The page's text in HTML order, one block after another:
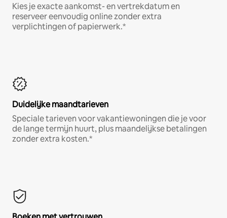
Kies je exacte aankomst- en vertrekdatum en
reserveer eenvoudig online zonder extra
verplichtingen of papierwerk.*
Duidelijke maandtarieven
Speciale tarieven voor vakantiewoningen die je voor
de lange termijn huurt, plus maandelijkse betalingen
zonder extra kosten.*